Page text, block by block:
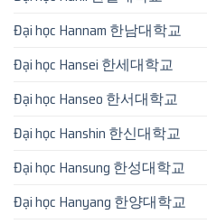
Đại học Hannam 한남대학교
Đại học Hansei 한세대학교
Đại học Hanseo 한서대학교
Đại học Hanshin 한신대학교
Đại học Hansung 한성대학교
Đại học Hanyang 한양대학교